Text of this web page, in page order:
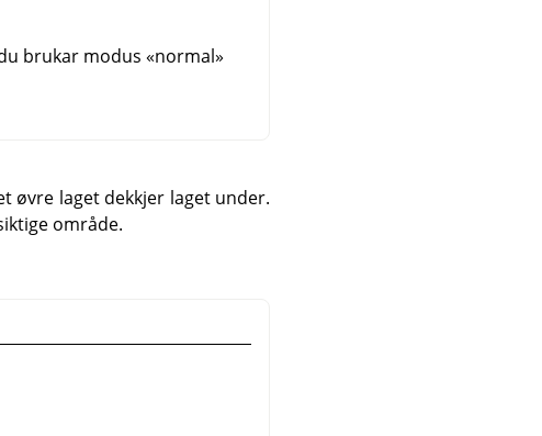
brukar modus «normal»
øvre laget dekkjer laget under.
område.